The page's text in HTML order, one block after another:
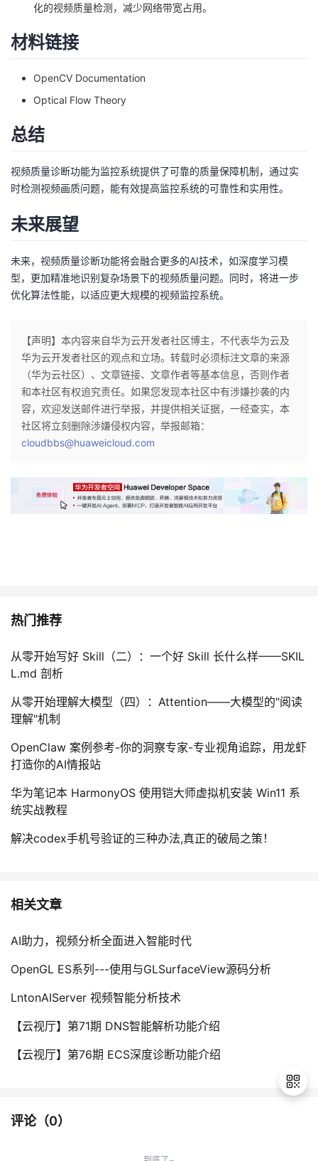
化的视频质量检测，减少网络带宽占用。
材料链接
OpenCV Documentation
Optical Flow Theory
总结
视频质量诊断功能为监控系统提供了可靠的质量保障机制，通过实
时检测视频画质问题，能有效提高监控系统的可靠性和实用性。
未来展望
未来，视频质量诊断功能将会融合更多的AI技术，如深度学习模
型，更加精准地识别复杂场景下的视频质量问题。同时，将进一步
优化算法性能，以适应更大规模的视频监控系统。
【声明】本内容来自华为云开发者社区博主，不代表华为云及
华为云开发者社区的观点和立场。转载时必须标注文章的来源
（华为云社区）、文章链接、文章作者等基本信息，否则作者
和本社区有权追究责任。如果您发现本社区中有涉嫌抄袭的内
容，欢迎发送邮件进行举报，并提供相关证据，一经查实，本
社区将立刻删除涉嫌侵权内容，举报邮箱：
cloudbbs@huaweicloud.com
热门推荐
从零开始写好 Skill（二）：一个好 Skill 长什么样——SKIL
L.md 剖析
从零开始理解大模型（四）：Attention——大模型的"阅读
理解"机制
OpenClaw 案例参考-你的洞察专家-专业视角追踪，用龙虾
打造你的AI情报站
华为笔记本 HarmonyOS 使用铠大师虚拟机安装 Win11 系
统实战教程
解决codex手机号验证的三种办法,真正的破局之策！
相关文章
AI助力，视频分析全面进入智能时代
OpenGL ES系列---使用与GLSurfaceView源码分析
LntonAIServer 视频智能分析技术
【云视厅】第71期 DNS智能解析功能介绍
【云视厅】第76期 ECS深度诊断功能介绍
评论（0）